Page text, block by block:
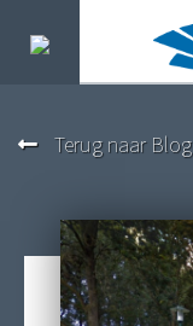
Terug naar Blog